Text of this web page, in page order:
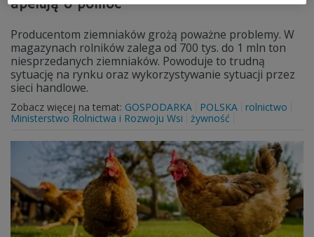
apelują o pomoc
Producentom ziemniaków grożą poważne problemy. W
magazynach rolników zalega od 700 tys. do 1 mln ton
niesprzedanych ziemniaków. Powoduje to trudną
sytuację na rynku oraz wykorzystywanie sytuacji przez
sieci handlowe.
Zobacz więcej na temat: GOSPODARKA POLSKA
rolnictwo
Ministerstwo Rolnictwa i Rozwoju Wsi
żywność